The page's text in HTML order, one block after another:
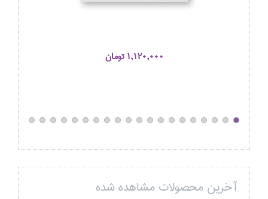
1,120,000 تومان
آخرین محصولات مشاهده شده